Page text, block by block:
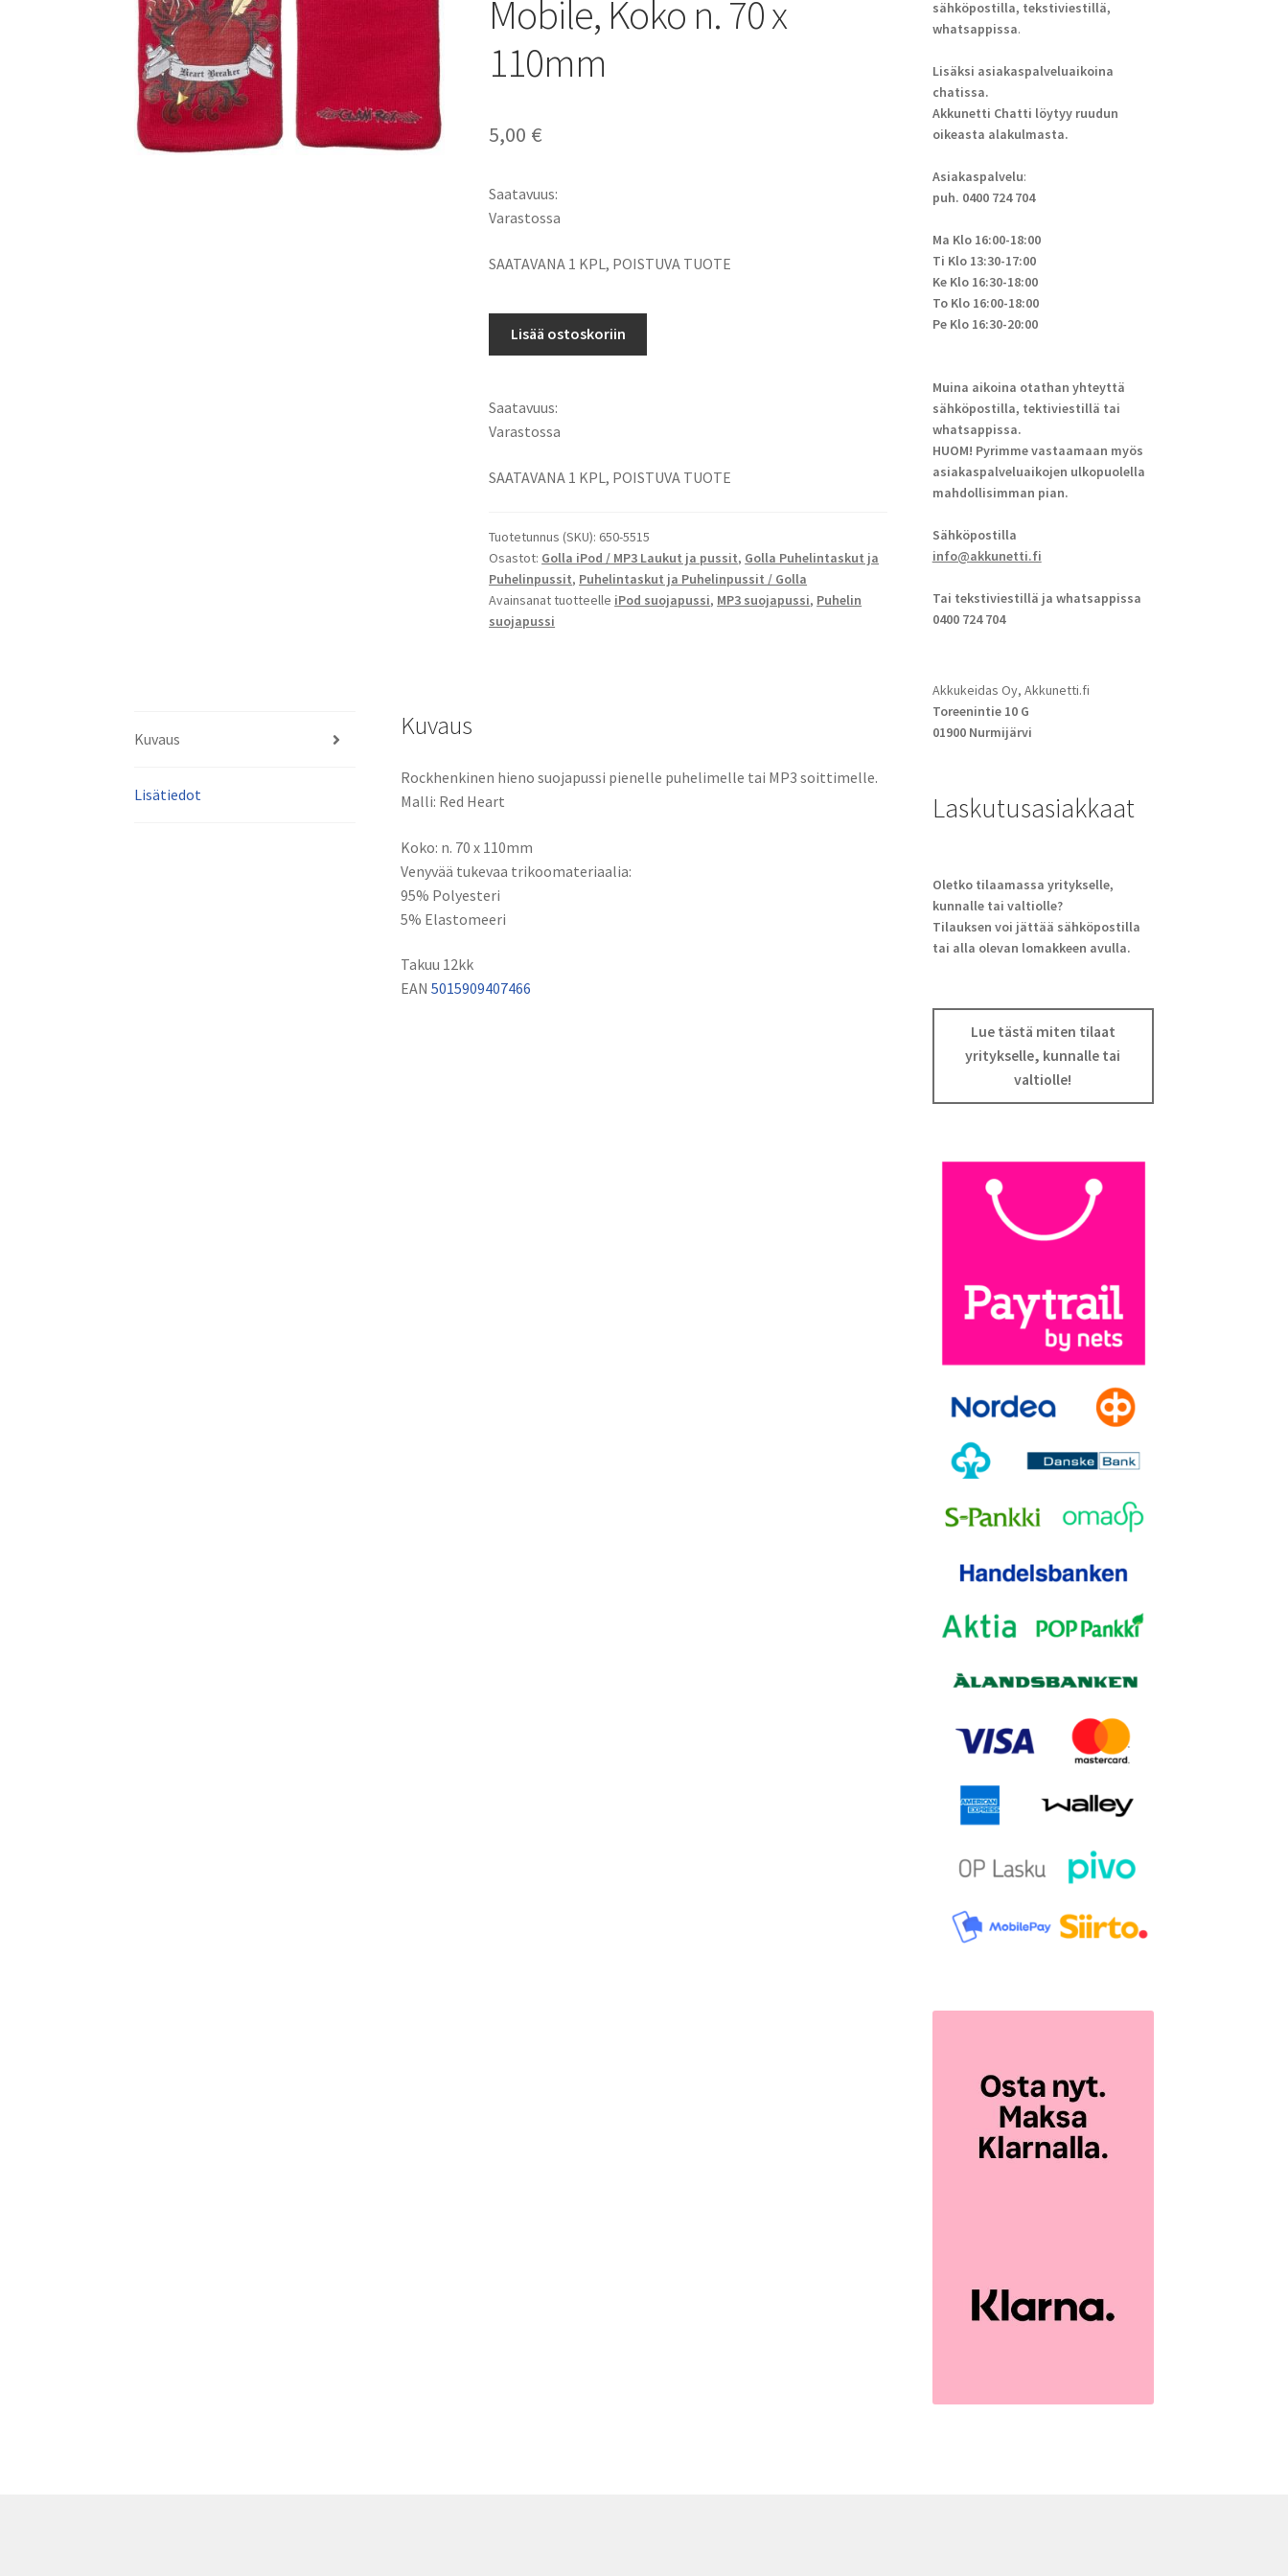
Mobile, Koko n. 70 x
110mm
5,00 €
Saatavuus:
Varastossa
SAATAVANA 1 KPL, POISTUVA TUOTE
GlamRox
Sock
70
x
110mm
määrä
Lisää ostoskoriin
Saatavuus:
Varastossa
SAATAVANA 1 KPL, POISTUVA TUOTE
Tuotetunnus (SKU): 650-5515
Osastot: Golla iPod / MP3 Laukut ja pussit, Golla Puhelintaskut ja
Puhelinpussit, Puhelintaskut ja Puhelinpussit / Golla
Avainsanat tuotteelle iPod suojapussi, MP3 suojapussi, Puhelin
suojapussi
Kuvaus
Lisätiedot
Kuvaus
Rockhenkinen hieno suojapussi pienelle puhelimelle tai MP3 soittimelle.
Malli: Red Heart
Koko: n. 70 x 110mm
Venyvää tukevaa trikoomateriaalia:
95% Polyesteri
5% Elastomeeri
Takuu 12kk
EAN 5015909407466
sähköpostilla, tekstiviestillä,
whatsappissa.
Lisäksi asiakaspalveluaikoina
chatissa.
Akkunetti Chatti löytyy ruudun
oikeasta alakulmasta.
Asiakaspalvelu:
puh. 0400 724 704
Ma Klo 16:00-18:00
Ti Klo 13:30-17:00
Ke Klo 16:30-18:00
To Klo 16:00-18:00
Pe Klo 16:30-20:00
Muina aikoina otathan yhteyttä
sähköpostilla, tektiviestillä tai
whatsappissa.
HUOM! Pyrimme vastaamaan myös
asiakaspalveluaikojen ulkopuolella
mahdollisimman pian.
Sähköpostilla
info@akkunetti.fi
Tai tekstiviestillä ja whatsappissa
0400 724 704
Akkukeidas Oy, Akkunetti.fi
Toreenintie 10 G
01900 Nurmijärvi
Laskutusasiakkaat
Oletko tilaamassa yritykselle,
kunnalle tai valtiolle?
Tilauksen voi jättää sähköpostilla
tai alla olevan lomakkeen avulla.
Lue tästä miten tilaat
yritykselle, kunnalle tai
valtiolle!